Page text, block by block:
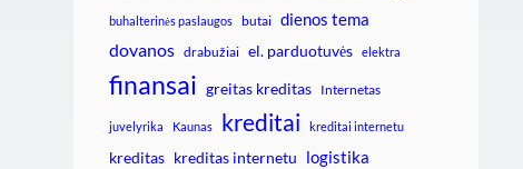
buhalterinės paslaugos butai dienos tema
dovanos drabužiai el. parduotuvės elektra
finansai greitas kreditas Internetas
juvelyrika Kaunas kreditai kreditai internetu
kreditas kreditas internetu logistika